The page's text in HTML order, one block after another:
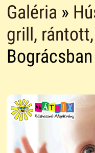
Galéria »
grill,